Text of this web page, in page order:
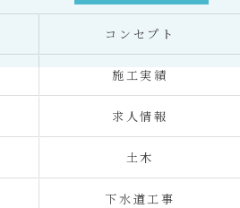
コンセプト
施工実績
求人情報
土木
下水道工事